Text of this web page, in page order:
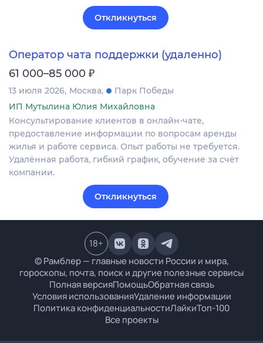
Откликнуться
Оператор чата поддержки (удаленно)
61 000–85 000 ₽
13 июля 2026 Москва
Парк Победы
ИП Мутылина Юлия Михайловна
Консультирование клиентов в онлайн-чате,
предоставление информации по вопросам аренды
жилья и работе сервиса. Опыт работы не требуется.
Удалённая работа, гибкий график, обучение за счёт
компании.
Откликнуться
© Рамблер — главные новости России и мира,
гороскопы, почта, поиск и другие полезные сервисы
Полная версияПомощьОбратная связь
Условия использованияУдаление информации
Политика конфиденциальностиЛайкиТоп-100
Все проекты
18+